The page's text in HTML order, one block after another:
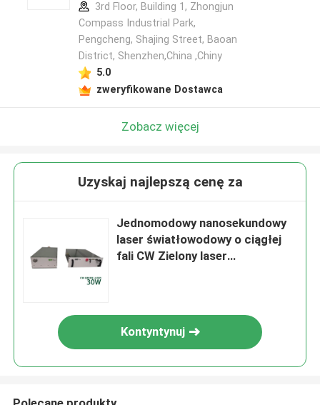
3rd Floor, Building 1, Zhongjun
Compass Industrial Park,
Pengcheng, Shajing Street, Baoan
District, Shenzhen,China ,Chiny
5.0
zweryfikowane Dostawca
Zobacz więcej
Uzyskaj najlepszą cenę za
Jednomodowy nanosekundowy
laser światłowodowy o ciągłej
fali CW Zielony laser
Kontyntynuj